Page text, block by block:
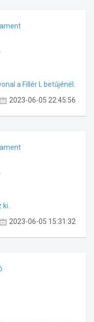
a Fillér L betűjénél.
2023-06-05 22:45:56
2023-06-05 15:31:32